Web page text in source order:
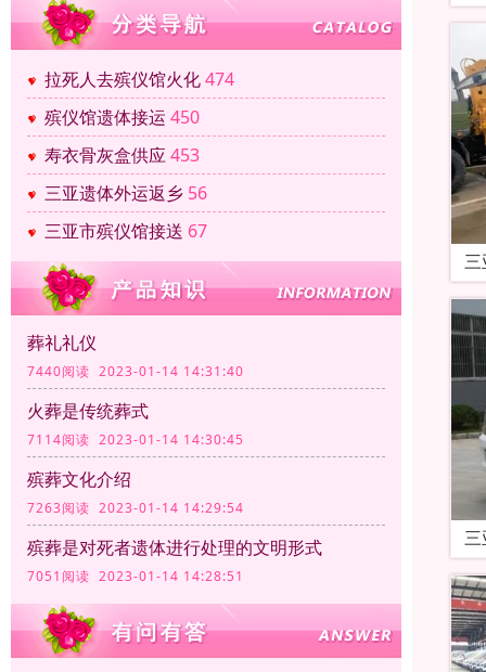
拉死人去殡仪馆火化474
殡仪馆遗体接运 450
寿衣骨灰盒供应453
三亚遗体外运返乡 56
三亚市殡仪馆接送 67
葬礼礼仪
7440阅读 2023-01-14 14:31:40
火葬是传统葬式
7114阅读 2023-01-14 14:30:45
殡葬文化介绍
7263阅读 2023-01-14 14:29:54
殡葬是对死者遗体进行处理的文明形式
7051阅读 2023-01-14 14:28:51
三
三